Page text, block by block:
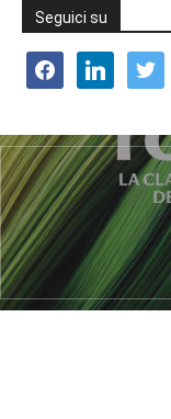
Seguici su
facebooklinkedin twitter